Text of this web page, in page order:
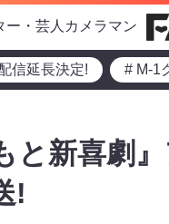
ー・芸人カメラマン
信延長決定! # M-1
と新喜劇
!